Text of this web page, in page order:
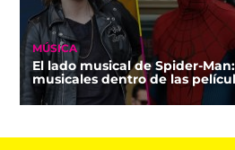
MÚSICA
El lado musical de Spider-
musicales dentro de las